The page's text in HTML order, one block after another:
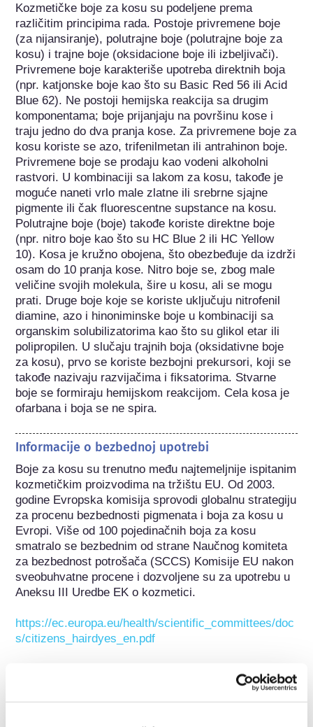
Kozmetičke boje za kosu su podeljene prema
različitim principima rada. Postoje privremene boje
(za nijansiranje), polutrajne boje (polutrajne boje za
kosu) i trajne boje (oksidacione boje ili izbeljivači).
Privremene boje karakteriše upotreba direktnih boja
(npr. katjonske boje kao što su Basic Red 56 ili Acid
Blue 62). Ne postoji hemijska reakcija sa drugim
komponentama; boje prijanjaju na površinu kose i
traju jedno do dva pranja kose. Za privremene boje za
kosu koriste se azo, trifenilmetan ili antrahinon boje.
Privremene boje se prodaju kao vodeni alkoholni
rastvori. U kombinaciji sa lakom za kosu, takođe je
moguće naneti vrlo male zlatne ili srebrne sjajne
pigmente ili čak fluorescentne supstance na kosu.
Polutrajne boje (boje) takođe koriste direktne boje
(npr. nitro boje kao što su HC Blue 2 ili HC Yellow
10). Kosa je kružno obojena, što obezbeđuje da izdrži
osam do 10 pranja kose. Nitro boje se, zbog male
veličine svojih molekula, šire u kosu, ali se mogu
prati. Druge boje koje se koriste uključuju nitrofenil
diamine, azo i hinoniminske boje u kombinaciji sa
organskim solubilizatorima kao što su glikol etar ili
polipropilen. U slučaju trajnih boja (oksidativne boje
za kosu), prvo se koriste bezbojni prekursori, koji se
takođe nazivaju razvijačima i fiksatorima. Stvarne
boje se formiraju hemijskom reakcijom. Cela kosa je
ofarbana i boja se ne spira.
Informacije o bezbednoj upotrebi
Boje za kosu su trenutno među najtemeljnije ispitanim
kozmetičkim proizvodima na tržištu EU. Od 2003.
godine Evropska komisija sprovodi globalnu strategiju
za procenu bezbednosti pigmenata i boja za kosu u
Evropi. Više od 100 pojedinačnih boja za kosu
smatralo se bezbednim od strane Naučnog komiteta
za bezbednost potrošača (SCCS) Komisije EU nakon
sveobuhvatne procene i dozvoljene su za upotrebu u
Aneksu III Uredbe EK o kozmetici.
https://ec.europa.eu/health/scientific_committees/doc
s/citizens_hairdyes_en.pdf
ograničenju kao rezultat unosa u Aneks III Uredbe o
kozmetici EC nakon procene Naučnog komiteta za